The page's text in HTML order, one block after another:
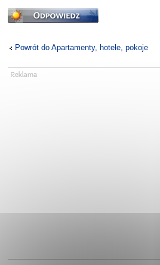
Odpowiedz
Powrót do Apartamenty, hotele, pokoje